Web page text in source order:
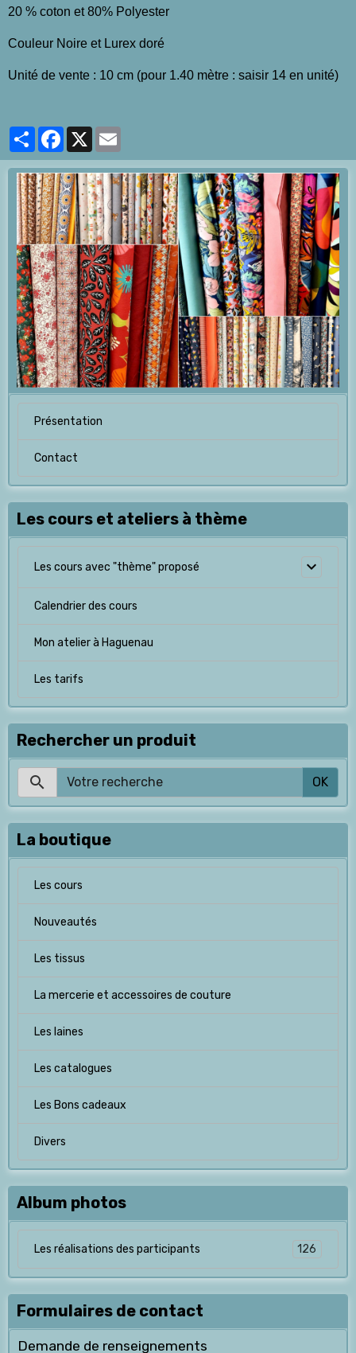
20 % coton et 80% Polyester
Couleur Noire et Lurex doré
Unité de vente : 10 cm (pour 1.40 mètre : saisir 14 en unité)
PartagerFacebook
Présentation
Contact
Les cours et ateliers à thème
Les cours avec "thème" proposé
Calendrier des cours
Mon atelier à Haguenau
Les tarifs
Rechercher un produit
OK
La boutique
Les cours
Nouveautés
Les tissus
La mercerie et accessoires de couture
Les laines
Les catalogues
Les Bons cadeaux
Divers
Album photos
Les réalisations des participants 126
Formulaires de contact
Demande de renseignements